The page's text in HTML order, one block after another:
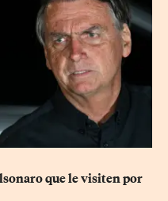
que le visiten por